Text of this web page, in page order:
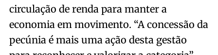
circulação de renda para manter a
economia em movimento. “A concessão da
pecúnia é mais uma ação desta gestão